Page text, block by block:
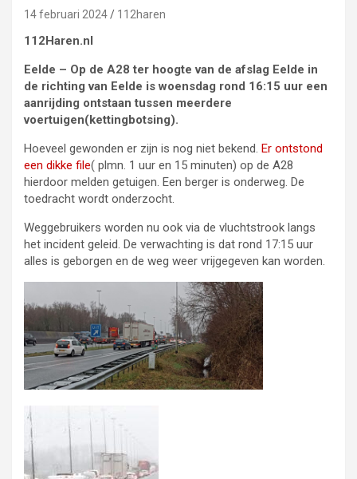
14 februari 2024 112haren
112Haren.nl
Eelde – Op de A28 ter hoogte van de afslag Eelde in
de richting van Eelde is woensdag rond 16:15 uur een
aanrijding ontstaan tussen meerdere
voertuigen(kettingbotsing).
Hoeveel gewonden er zijn is nog niet bekend. Er ontstond
een dikke file( plmn. 1 uur en 15 minuten) op de A28
hierdoor melden getuigen. Een berger is onderweg. De
toedracht wordt onderzocht.
Weggebruikers worden nu ook via de vluchtstrook langs
het incident geleid. De verwachting is dat rond 17:15 uur
alles is geborgen en de weg weer vrijgegeven kan worden.